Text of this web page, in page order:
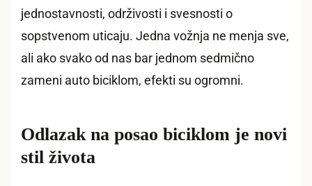
jednostavnosti, održivosti i svesnosti o
sopstvenom uticaju. Jedna vožnja ne menja sve,
ali ako svako od nas bar jednom sedmično
zameni auto biciklom, efekti su ogromni.
Odlazak na posao biciklom je novi
stil života